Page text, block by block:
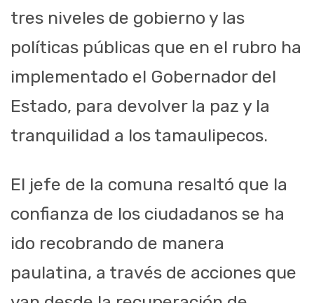
tres niveles de gobierno y las
políticas públicas que en el rubro ha
implementado el Gobernador del
Estado, para devolver la paz y la
tranquilidad a los tamaulipecos.
El jefe de la comuna resaltó que la
confianza de los ciudadanos se ha
ido recobrando de manera
paulatina, a través de acciones que